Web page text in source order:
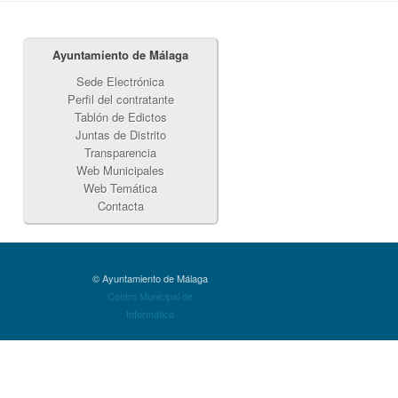
Ayuntamiento de Málaga
Sede Electrónica
Perfil del contratante
Tablón de Edictos
Juntas de Distrito
Transparencia
Web Municipales
Web Temática
Contacta
© Ayuntamiento de Málaga
Centro Municipal de
Informática